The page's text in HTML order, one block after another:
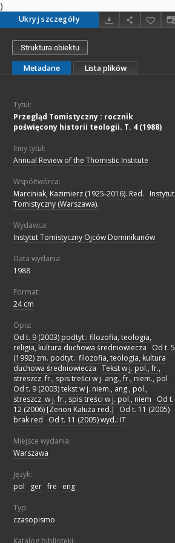
)
Ukryj szczegóły
Struktura obiektu
Metadane Lista plików
Tytuł:
Przegląd Tomistyczny : rocznik
poświęcony historii teologii. T. 4 (1988)
Inny tytuł:
Annual Review of the Thomistic Institute
Współtwórca:
Marciniak, Kazimierz (1925-2016). Red.
Instytut
Tomistyczny (Warszawa).
Wydawca:
Instytut Tomistyczny Ojców Dominikanów
Data wydania:
1988
Format:
24 cm
Opis:
Od t. 9 (2003) podtyt.: filozofia, teologia,
religia, kultura duchowa średniowiecza
Od t. 5
(1992) zm. podtyt.: filozofia, teologia, kultura
duchowa średniowiecza Tekst w j. pol., fr.,
streszcz. fr., spis treści w j. ang., fr., niem., pol
Od t. 9 (2003) tekst w j. niem., ang., pol.,
streszcz. w j. fr., spis treści w j. pol., niem
Od t.
12 (2006) [Zenon Kałuża red.]
Od t. 11 (2005)
brak red
Od t. 11 (2005) wyd.: IT
Miejsce wydania:
Warszawa
Język:
pol
ger ;fre eng
Typ:
czasopismo